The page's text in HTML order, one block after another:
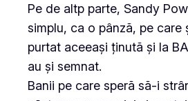
Pe de altp parte, Sandy
simplu, ca o pânză, pe
purtat aceeași ținută și la
au și semnat.
Banii pe care speră să-i